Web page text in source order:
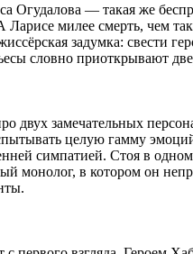
Огудалова — такая же
Ларисе милее смерть, чем
задумка: свести
словно приоткрывают
двух замечательных
целую гамму
симпатией. Стоя в
монолог, в котором он